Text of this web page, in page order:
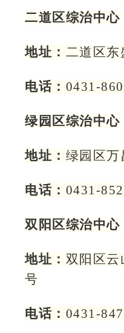
二道区综治中心
地址： 二道区东
电话： 0431-
绿园区综治中心
地址： 绿园区万
电话： 0431-
双阳区综治中心
地址： 双阳区云
号
电话： 0431-